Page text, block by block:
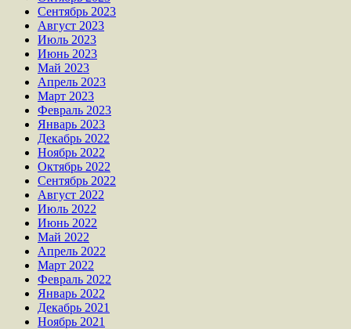
Сентябрь 2023
Август 2023
Июль 2023
Июнь 2023
Май 2023
Апрель 2023
Март 2023
Февраль 2023
Январь 2023
Декабрь 2022
Ноябрь 2022
Октябрь 2022
Сентябрь 2022
Август 2022
Июль 2022
Июнь 2022
Май 2022
Апрель 2022
Март 2022
Февраль 2022
Январь 2022
Декабрь 2021
Ноябрь 2021